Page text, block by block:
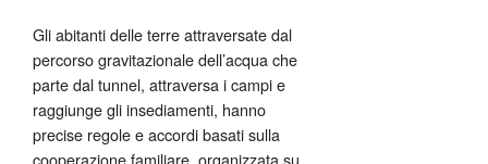
Gli abitanti delle terre attraversate dal
percorso gravitazionale dell’acqua che
parte dal tunnel, attraversa i campi e
raggiunge gli insediamenti, hanno
precise regole e accordi basati sulla
cooperazione familiare, organizzata su